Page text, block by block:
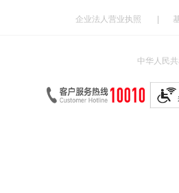
企业法人营业执照
中华人民